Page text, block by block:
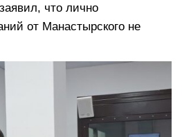
что лично
от Манастырского не